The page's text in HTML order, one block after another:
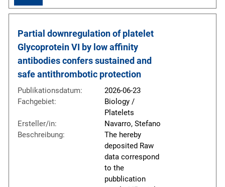
Partial downregulation of platelet
Glycoprotein VI by low affinity
antibodies confers sustained and
safe antithrombotic protection
Publikationsdatum:
2026-06-23
Fachgebiet:
Biology /
Platelets
Ersteller/in:
Navarro, Stefano
Beschreibung:
The hereby
deposited Raw
data correspond
to the
pubblication